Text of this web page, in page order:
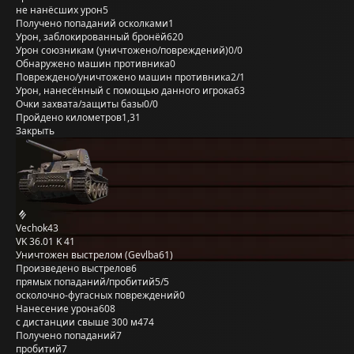
не нанёсших урон5
Получено попаданий осколками1
Урон, заблокированный бронёй620
Урон союзникам (уничтожено/повреждений)0/0
Обнаружено машин противника0
Повреждено/уничтожено машин противника2/1
Урон, нанесённый с помощью данного игрока63
Очки захвата/защиты базы0/0
Пройдено километров1,31
Закрыть
Vechok43
VK 36.01 K 41
Уничтожен выстрелом (Gevlba61)
Произведено выстрелов6
прямых попаданий/пробитий5/5
осколочно-фугасных повреждений0
Нанесение урона608
с дистанции свыше 300 м474
Получено попаданий7
пробитий7